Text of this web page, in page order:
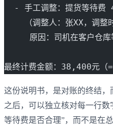
- 手工调整：提货等待
（调整人：张XX，调
原因：司机在客户仓
最终计费金额：38,400
这份说明书，是对账的终结
之后，可以独立核对每一行
等待费是否合理”，而不是在